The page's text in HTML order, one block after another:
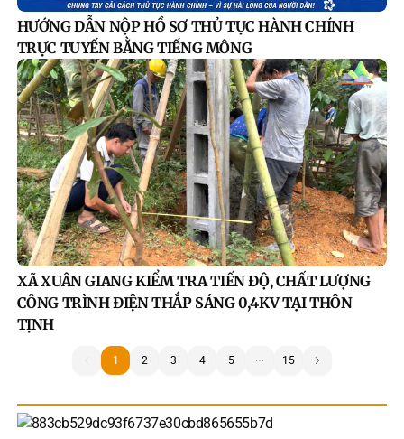
HƯỚNG DẪN NỘP HỒ SƠ THỦ TỤC HÀNH CHÍNH
TRỰC TUYẾN BẰNG TIẾNG MÔNG
XÃ XUÂN GIANG KIỂM TRA TIẾN ĐỘ, CHẤT LƯỢNG
CÔNG TRÌNH ĐIỆN THẮP SÁNG 0,4KV TẠI THÔN
TỊNH
11 2 3 4 5 15